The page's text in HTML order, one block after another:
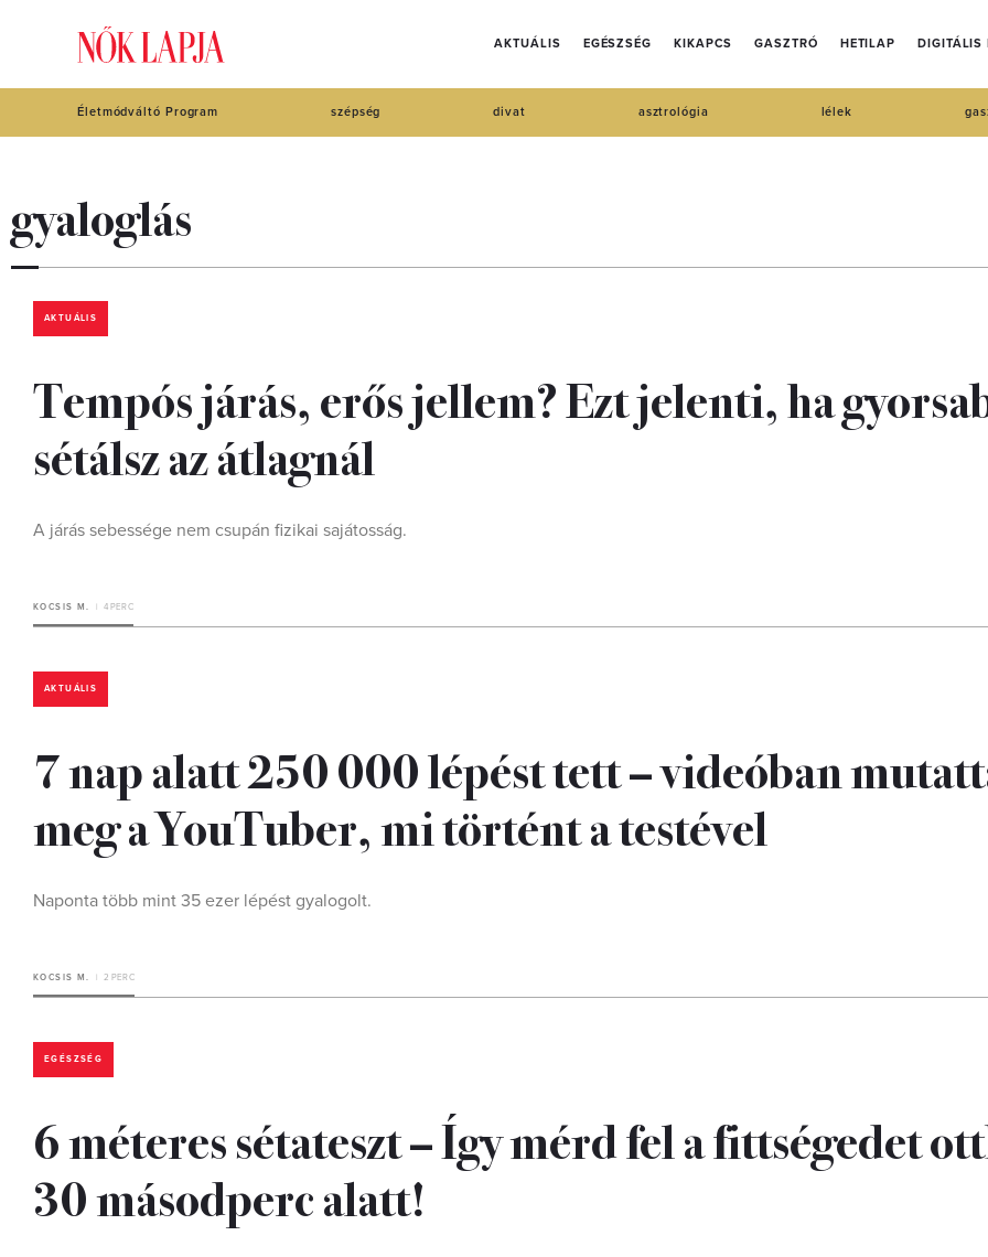
AKTUÁLIS EGÉSZSÉG KIKAPCS GASZTRÓ HETILAP DIGITÁLIS
Életmódváltó Program szépség divat asztrológia lélek
gyaloglás
AKTUÁLIS
Tempós járás, erős jellem? Ezt jelenti, ha
sétálsz az átlagnál
A járás sebessége nem csupán fizikai sajátosság.
KOCSIS M. 4 PERC
AKTUÁLIS
7 nap alatt 250 000 lépést tett – videóban
meg a YouTuber, mi történt a testével
Naponta több mint 35 ezer lépést gyalogolt.
KOCSIS M. 2 PERC
EGÉSZSÉG
6 méteres sétateszt – Így mérd fel a fittségedet
30 másodperc alatt!